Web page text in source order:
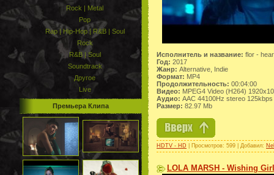
Rock | Metal
Pop
Rap | Hip-Hop | R&B | Soul
Rock
R&B | Soul
Soundtrack
Другое
Live
Премьера Клипа
Исполнитель и название: flor -
Год: 2017
Жанр: Alternative, Indie
Формат: MP4
Продолжительность: 00:04:00
Видео: MPEG4 Video (H264)
Аудио: AAC 44100Hz stereo 125kbps
Размер: 82.97 Mb
HDTV - HD | Просмотров: 599 | Добавил:
LOLA MARSH - Wishing